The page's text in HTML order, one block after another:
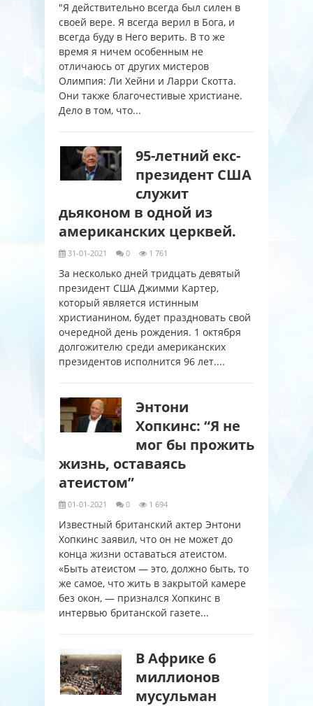
"Я действительно всегда был силен в
своей вере. Я всегда верил в Бога, и
всегда буду в Него верить. В то же
время я ничем особенным не
отличаюсь от других мистеров
Олимпия: Ли Хейни и Ларри Скотта.
Они также благочестивые христиане.
Дело в том, что...
95-летний екс-
президент США
служит
дьяконом в одной из
американских церквей.
31-01-2021 0 1 761
За несколько дней тридцать девятый
президент США Джимми Картер,
который является истинным
христианином, будет праздновать свой
очередной день рождения. 1 октября
долгожителю среди американских
президентов исполнится 96 лет....
Энтони
Хопкинс: “Я не
мог бы прожить
жизнь, оставаясь
атеистом”
01-01-2021 0 1 694
Известный британский актер Энтони
Хопкинс заявил, что он не может до
конца жизни оставаться атеистом.
«Быть атеистом — это, должно быть, то
же самое, что жить в закрытой камере
без окон, — признался Хопкинс в
интервью британской газете...
В Африке 6
миллионов
мусульман